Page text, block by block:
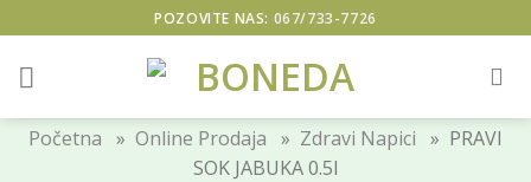
to
content
POZOVITE NAS: 067/733-7726
Početna » Online Prodaja » Zdravi Napici » PRAVI
SOK JABUKA 0.5l